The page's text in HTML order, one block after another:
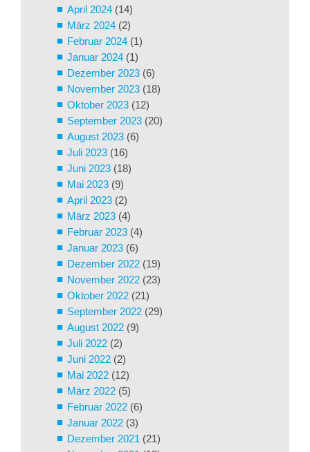
April 2024 (14)
März 2024 (2)
Februar 2024 (1)
Januar 2024 (1)
Dezember 2023 (6)
November 2023 (18)
Oktober 2023 (12)
September 2023 (20)
August 2023 (6)
Juli 2023 (16)
Juni 2023 (18)
Mai 2023 (9)
April 2023 (2)
März 2023 (4)
Februar 2023 (4)
Januar 2023 (6)
Dezember 2022 (19)
November 2022 (23)
Oktober 2022 (21)
September 2022 (29)
August 2022 (9)
Juli 2022 (2)
Juni 2022 (2)
Mai 2022 (12)
März 2022 (5)
Februar 2022 (6)
Januar 2022 (3)
Dezember 2021 (21)